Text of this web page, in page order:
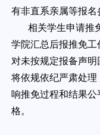
有非直系亲属等报名
相关学生申请推
学院汇总后报推免工
对未按规定报备声
将依规依纪严肃处
响推免过程和结果
格。